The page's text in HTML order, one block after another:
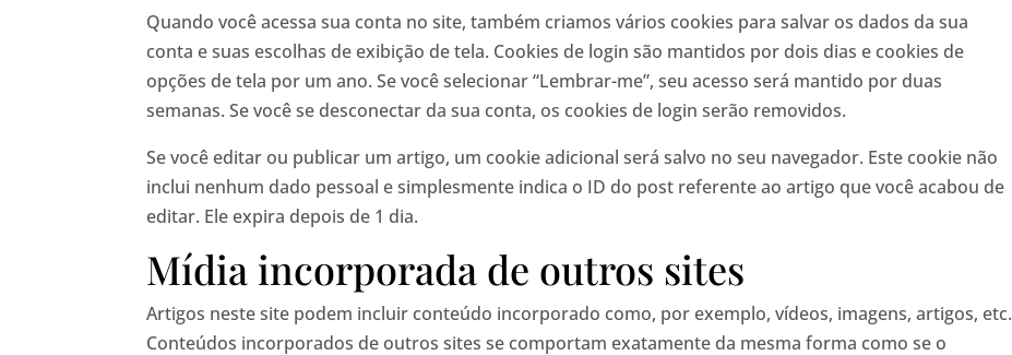
Quando você acessa sua conta no site, também criamos vários cookies para salvar os dados da sua
conta e suas escolhas de exibição de tela. Cookies de login são mantidos por dois dias e cookies de
opções de tela por um ano. Se você selecionar “Lembrar-me”, seu acesso será mantido por duas
semanas. Se você se desconectar da sua conta, os cookies de login serão removidos.
Se você editar ou publicar um artigo, um cookie adicional será salvo no seu navegador. Este cookie não
inclui nenhum dado pessoal e simplesmente indica o ID do post referente ao artigo que você acabou de
editar. Ele expira depois de 1 dia.
Mídia incorporada de outros sites
Artigos neste site podem incluir conteúdo incorporado como, por exemplo, vídeos, imagens, artigos, etc.
Conteúdos incorporados de outros sites se comportam exatamente da mesma forma como se o